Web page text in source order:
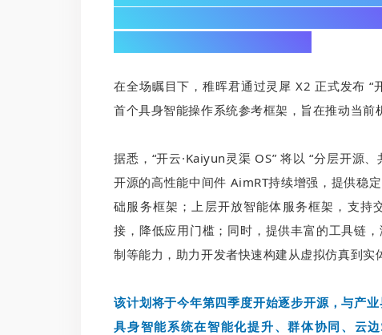
在全场瞩目下，稚晖君通过灵犀 X2 正式发布
首个具身智能操作系统参考框架，旨在推动当前
据悉，“开云·Kaiyun灵渠 OS” 将以 “分层开源
开源的高性能中间件 AimRT持续增强，提供稳
础服务框架；上层开放智能体服务框架，支持
接，降低应用门槛；同时，提供丰富的工具链
制等能力，助力开发者快速构建从虚拟仿真到实
该计划将于今年第四季度开始逐步开源，与产
具身智能系统在智能化提升、群体协同、云